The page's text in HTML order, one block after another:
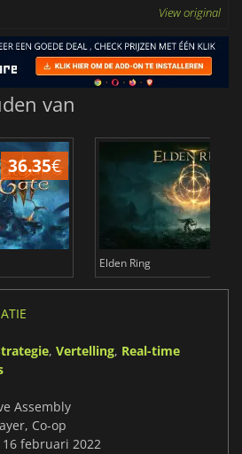
View original
van
36.35€
Elden Ring
, Vertelling, Real-time
Assembly
Co-op
februari 2022